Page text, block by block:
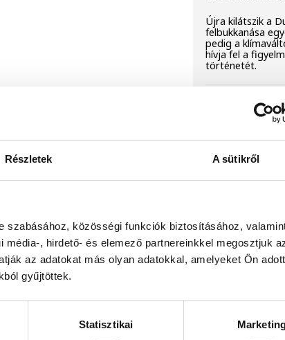
Részletek A sütikről
szabásához, közösségi funkciók biztosításához,
, hirdető- és elemező partnereinkkel megosztjuk
az adatokat más olyan adatokkal, amelyeket Ön
gyűjtöttek.
Statisztikai
Újra kilátszik a
felbukkanása
pedig a
hívja fel a
történetét.
Magyar
Jelenleg stabil
erőmű
még termelő
közölte a
Játék
tudomány
gyerekek
Látványos
élmény várja a
Labsben.
vezetője